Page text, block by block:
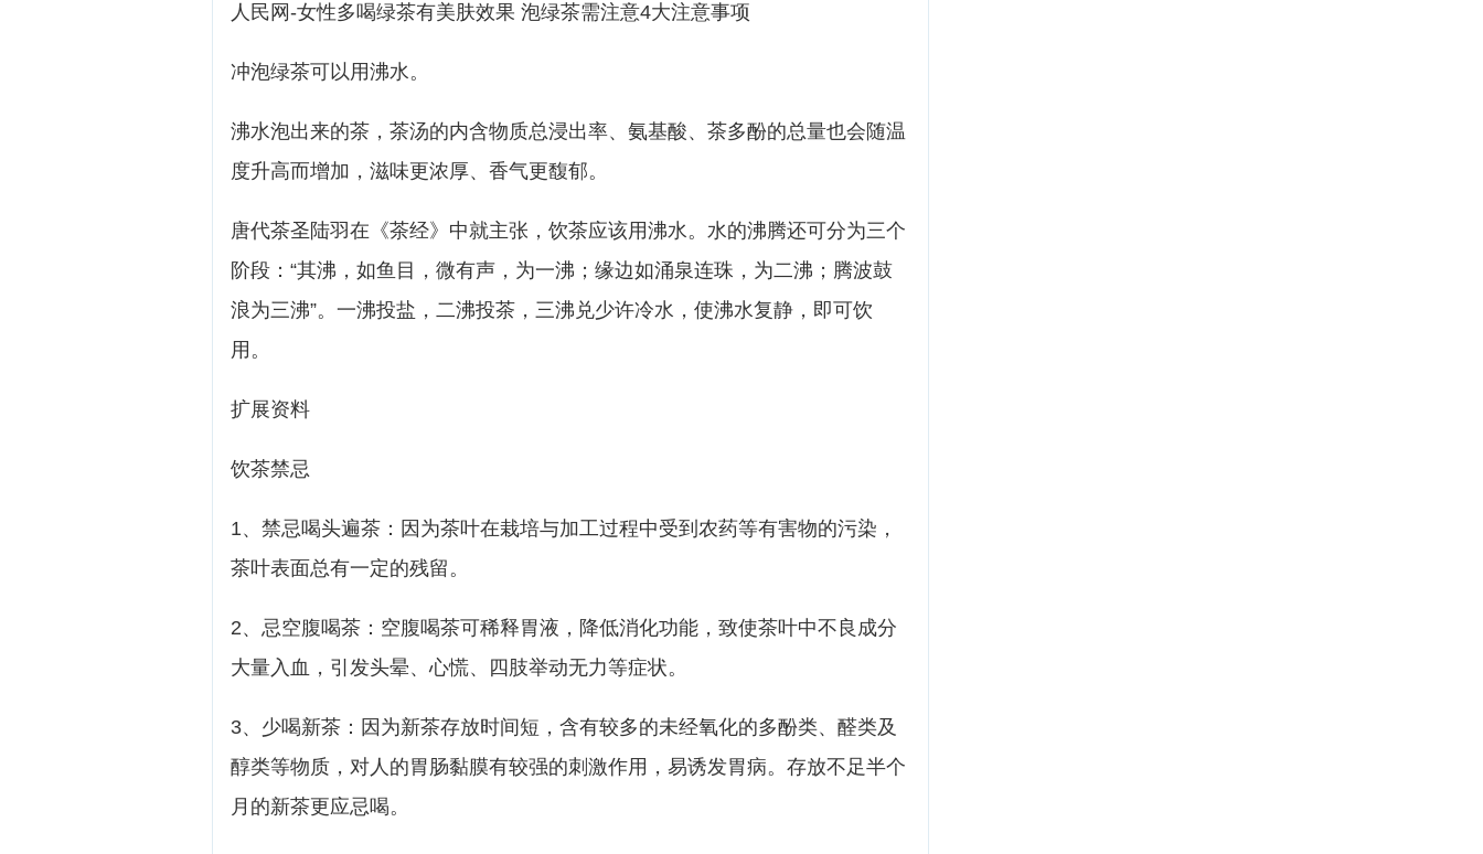
人民网-女性多喝绿茶有美肤效果 泡绿茶需注意4大注意事项
冲泡绿茶可以用沸水。
沸水泡出来的茶，茶汤的内含物质总浸出率、氨基酸、茶多酚的总量也会随温
度升高而增加，滋味更浓厚、香气更馥郁。
唐代茶圣陆羽在《茶经》中就主张，饮茶应该用沸水。水的沸腾还可分为三个
阶段：“其沸，如鱼目，微有声，为一沸；缘边如涌泉连珠，为二沸；腾波鼓
浪为三沸”。一沸投盐，二沸投茶，三沸兑少许冷水，使沸水复静，即可饮
用。
扩展资料
饮茶禁忌
1、禁忌喝头遍茶：因为茶叶在栽培与加工过程中受到农药等有害物的污染，
茶叶表面总有一定的残留。
2、忌空腹喝茶：空腹喝茶可稀释胃液，降低消化功能，致使茶叶中不良成分
大量入血，引发头晕、心慌、四肢举动无力等症状。
3、少喝新茶：因为新茶存放时间短，含有较多的未经氧化的多酚类、醛类及
醇类等物质，对人的胃肠黏膜有较强的刺激作用，易诱发胃病。存放不足半个
月的新茶更应忌喝。